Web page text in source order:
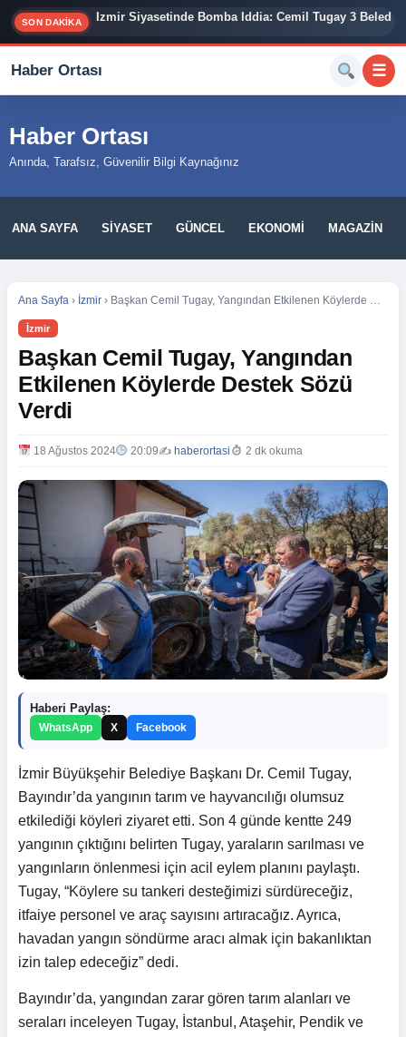
SON DAKİKA İzmir Siyasetinde Bomba İddia: Cemil Tugay 3
Haber Ortası ☰
Haber Ortası
Anında, Tarafsız, Güvenilir Bilgi Kaynağınız
ANA SAYFA SIYASET GÜNCEL EKONOMI MAGAZIN
Ana Sayfa › İzmir › Başkan Cemil Tugay, Yangından Etkilenen Köylerde Destek Sözü Verdi
İzmir
Başkan Cemil Tugay, Yangından
Etkilenen Köylerde Destek Sözü
Verdi
18 Ağustos 2024 20:09✍️ haberortasi 2 dk okuma
Haberi Paylaş:
WhatsApp X Facebook
İzmir Büyükşehir Belediye Başkanı Dr. Cemil Tugay,
Bayındır’da yangının tarım ve hayvancılığı olumsuz
etkilediği köyleri ziyaret etti. Son 4 günde kentte 249
yangının çıktığını belirten Tugay, yaraların sarılması ve
yangınların önlenmesi için acil eylem planını paylaştı.
Tugay, “Köylere su tankeri desteğimizi sürdüreceğiz,
itfaiye personel ve araç sayısını artıracağız. Ayrıca,
havadan yangın söndürme aracı almak için bakanlıktan
izin talep edeceğiz” dedi.
Bayındır’da, yangından zarar gören tarım alanları ve
seraları inceleyen Tugay, İstanbul, Ataşehir, Pendik ve